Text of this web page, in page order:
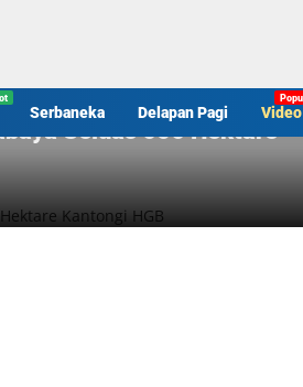
Serbaneka Delapan Pagi Video
Seluas 656 Hektare